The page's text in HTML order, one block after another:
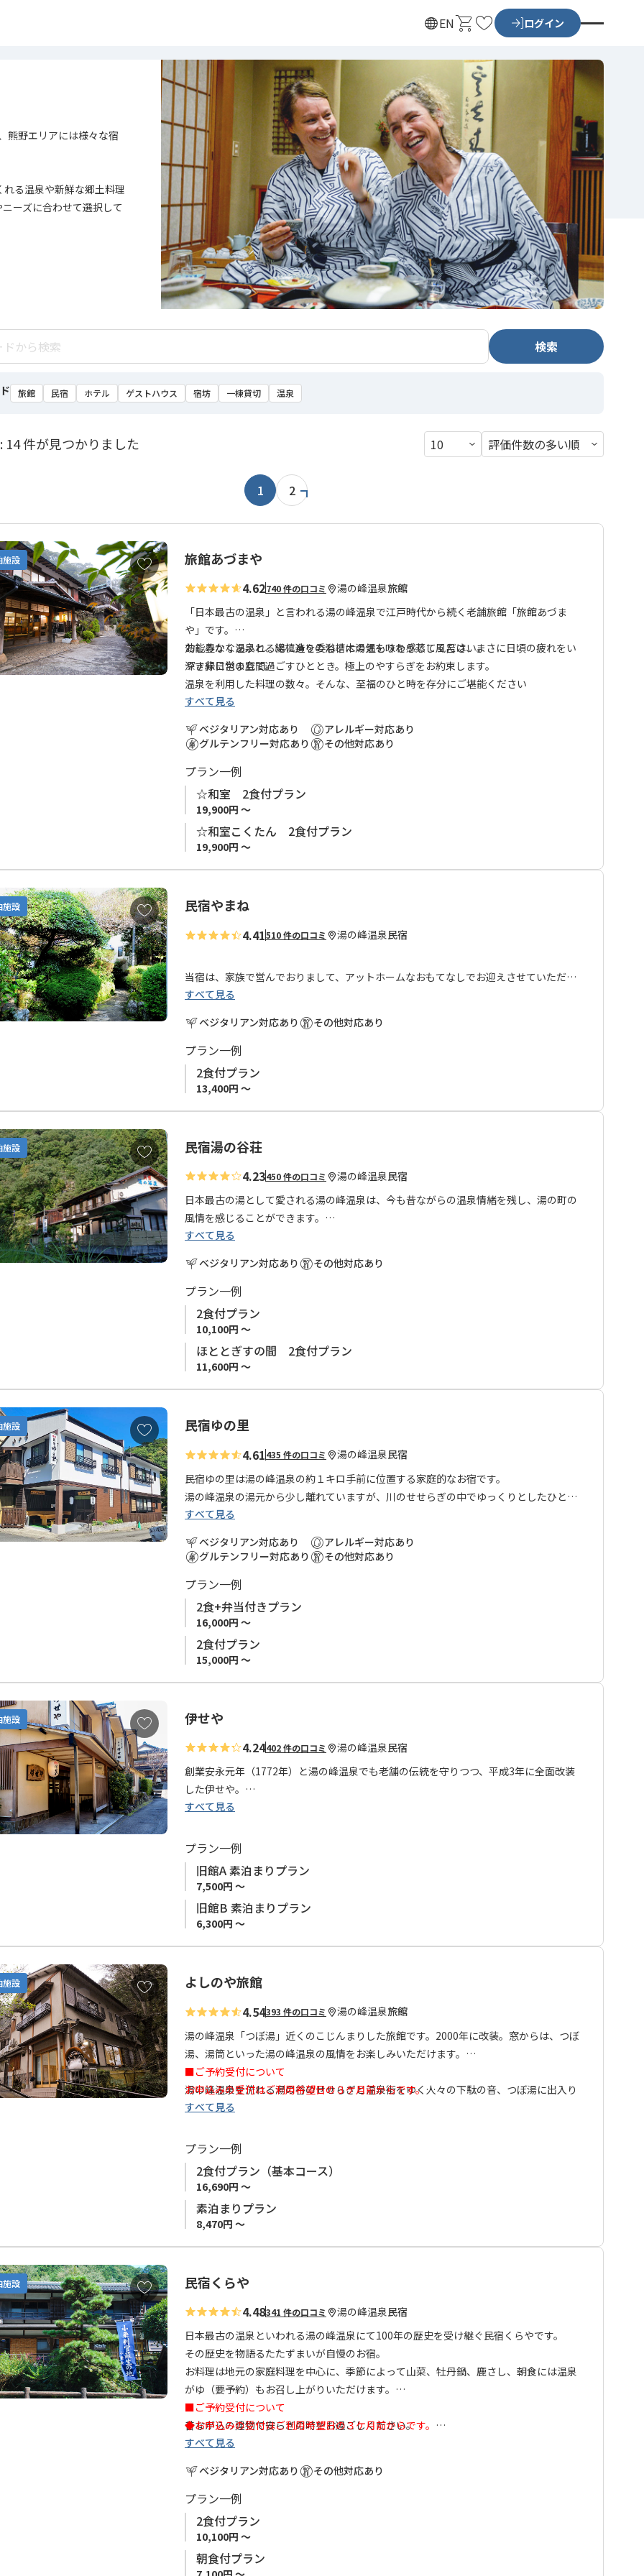
ENカ
ト
お
に
入
り
ログイン
熊野エリアには様々な宿
る温泉や新鮮な郷土料理
ーズに合わせて選択して
検索
旅館 民宿 ホテル ゲストハウス 宿坊 一棟貸切 温泉
14 件が見つかりました
1 2
施設
お
気
に
入
り
に
追
加
旅館あづまや
4.62740 件の口コミ 湯の峰温泉旅館
「日本最古の温泉」と言われる湯の峰温泉で江戸時代から続く老舗旅館「旅館あづま
や」です。
効能豊かな温泉と、総槙造りの浴槽に湯気を味わう蒸し風呂は、まさに日頃の疲れをい
やす非日常の空間。
温泉を利用した料理の数々。そんな、至福のひと時を存分にご堪能ください
おしみなくあふれる湯に身を委ね、木の温もりを感じてください。
深き緑に包まれて過ごすひととき。極上のやすらぎをお約束します。
すべて見る
ベジタリアン対応あり
グルテンフリー対応あり
アレルギー対応あり
その他対応あり
プラン一例
☆和室 2食付プラン
19,900円 ～
☆和室こくたん 2食付プラン
19,900円 ～
施設
お
気
に
入
り
に
追
加
民宿やまね
4.41510 件の口コミ 湯の峰温泉民宿
当宿は、家族で営んでおりまして、アットホームなおもてなしでお迎えさせていただき
ます。
地元の旬の素材と温泉水を使用した、すべて手作りのお料理です。
温泉は24時間かけ流しの薬湯となっております。
また、世界遺産唯一の湯と言われる湯の峰温泉のつぼ湯も歩いて1分の場所にありま
す。
ます。
■ご予約受付について
当館は1室2名様からのご利用とさせて頂きます。
お申込みの受付はご利用希望日の３ケ月前からです。
◆連泊はお受けできません。ご了承ください。
すべて見る
ベジタリアン対応あり
その他対応あり
プラン一例
2食付プラン
13,400円 ～
施設
お
気
に
入
り
に
追
加
民宿湯の谷荘
4.23450 件の口コミ 湯の峰温泉 民宿
日本最古の湯として愛される湯の峰温泉は、今も昔ながらの温泉情緒を残し、湯の町の
風情を感じることができます。
そんな湯の峰温泉郷の中にある、こじんまりとした露天風呂が自慢の安らぎの宿、湯の
女将手作りの野菜中心の料理は、ボリューム満点！！
朝食後には、温泉で淹れたコーヒーが味わえます。
■ご予約受付について
お申込みの受付はご利用希望日の3ケ月前からです。
すべて見る
ベジタリアン対応あり
その他対応あり
プラン一例
2食付プラン
10,100円 ～
ほととぎすの間 2食付プラン
11,600円 ～
施設
お
気
に
入
り
に
追
加
民宿ゆの里
4.61435 件の口コミ 湯の峰温泉民宿
民宿ゆの里は湯の峰温泉の約１キロ手前に位置する家庭的なお宿です。
湯の峰温泉の湯元から少し離れていますが、川のせせらぎの中でゆっくりとしたひと時
を過ごしていただけます。
お食事は自家製野菜や天然鮎など地元で採れた新鮮な食材が味わえます。
館内には、ひのき風呂と岩風呂があり、また施設から道路を挟んだ川添いには貸切露天
風呂もございます。
評判のお風呂は湯の峰温泉の高温の温泉はひかれてくる過程で自然に温度が下がるた
め、ほとんど加水なしの源泉をお楽しみいただけます。
清流を眺めながら、日頃の疲れを癒やしてください。
すべて見る
ベジタリアン対応あり
グルテンフリー対応あり
アレルギー対応あり
その他対応あり
プラン一例
2食+弁当付きプラン
16,000円 ～
2食付プラン
15,000円 ～
施設
お
気
に
入
り
に
追
加
伊せや
4.24402 件の口コミ 湯の峰温泉 民宿
創業安永元年（1772年）と湯の峰温泉でも老舗の伝統を守りつつ、平成3年に全面改装
した伊せや。
全国の温泉を知り尽くしたオーナーは、1日中最高のお湯を保つための努力を常に惜し
自慢のお湯は、どんな時も程よい温度で心地よくじんわりと滲みわたり、あなたの体を
優しく包み込んでくれます。
当旅館では過剰なサービスは一切ありません。
お客様には、日常を離れ肩の力を抜いて、ただただのんびりして帰っていただきたい。
温泉を愛する大人が全てをかけた温泉好きのためのお宿、『伊せや』であなたの体が蘇
こちらのお宿にはエレベーターがございません。
予めご了承ください。
◆毎月20日・21日は休業日です。
◆現在 お宿事情により「素泊まりプラン」のみの販売となっております。
すべて見る
プラン一例
旧館A 素泊まりプラン
7,500円 ～
旧館B 素泊まりプラン
6,300円 ～
施設
お
気
に
入
り
に
追
加
よしのや旅館
4.54393 件の口コミ 湯の峰温泉旅館
湯の峰温泉「つぼ湯」近くのこじんまりした旅館です。2000年に改装。窓からは、つぼ
湯、湯筒といった湯の峰温泉の風情をお楽しみいただけます。
湯の峰温泉を流れる湯の谷のせせらぎと温泉街をゆく人々の下駄の音、つぼ湯に出入り
する人の楽しげな声が静かすぎる空間に心地よく響きます。
露天風呂は貸切となっており、さらに夜間いつでも利用できるので、旅の温泉宿を何倍
も楽しめるでしょう。
大規模旅館ではありませんが、ゆっくりとおくつろぎいただけます。
■ご予約受付について
お申込みの受付はご利用希望日の３ケ月前からです。
連泊はお受けできません。ご了承ください。
すべて見る
プラン一例
2食付プラン（基本コース）
16,690円 ～
素泊まりプラン
8,470円 ～
施設
お
気
に
入
り
に
追
加
民宿くらや
4.48341 件の口コミ 湯の峰温泉 民宿
日本最古の温泉といわれる湯の峰温泉にて100年の歴史を受け継ぐ民宿くらやです。
その歴史を物語るたたずまいが自慢のお宿。
お料理は地元の家庭料理を中心に、季節によって山菜、牡丹鍋、鹿さし、朝食には温泉
がゆ（要予約）もお召し上がりいただけます。
昔ながらの建物で安らぎの時をお過ごしください。
■ご予約受付について
◆お申込みの受付はご利用希望日の３ケ月前からです。
◆連泊はお受けできません。ご了承ください。
すべて見る
ベジタリアン対応あり
その他対応あり
プラン一例
2食付プラン
10,100円 ～
朝食付プラン